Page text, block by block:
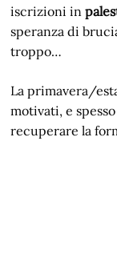
iscrizioni in
speranza di
troppo…
La primavera/
motivati, e
recuperare la